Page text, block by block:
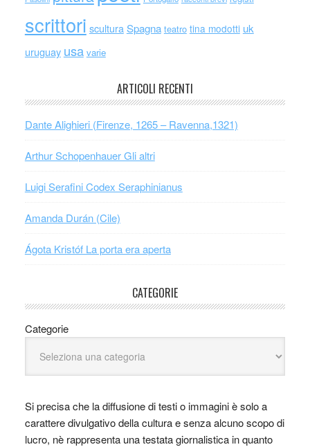
scrittori scultura Spagna teatro tina modotti uk
uruguay usa varie
ARTICOLI RECENTI
Dante Alighieri (Firenze, 1265 – Ravenna,1321)
Arthur Schopenhauer Gli altri
Luigi Serafini Codex Seraphinianus
Amanda Durán (Cile)
Ágota Kristóf La porta era aperta
CATEGORIE
Categorie
Si precisa che la diffusione di testi o immagini è solo a
carattere divulgativo della cultura e senza alcuno scopo di
lucro, nè rappresenta una testata giornalistica in quanto